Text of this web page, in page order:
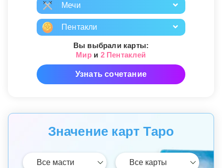
Мечи
Пентакли
Вы выбрали карты:
Мири 2 Пентаклей
Узнать сочетание
Значение карт Таро